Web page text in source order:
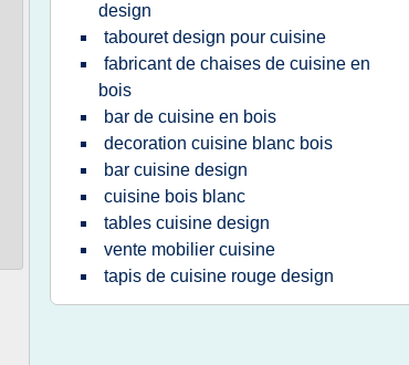
design
tabouret design pour cuisine
fabricant de chaises de cuisine en
bois
bar de cuisine en bois
decoration cuisine blanc bois
bar cuisine design
cuisine bois blanc
tables cuisine design
vente mobilier cuisine
tapis de cuisine rouge design